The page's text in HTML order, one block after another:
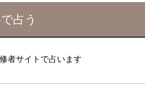
占う
者サイトで占います